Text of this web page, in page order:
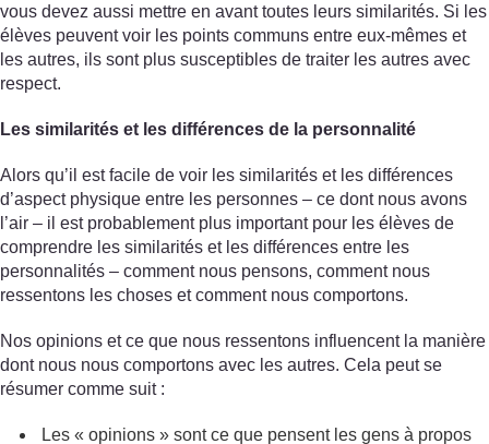
vous devez aussi mettre en avant toutes leurs similarités. Si les
élèves peuvent voir les points communs entre eux-mêmes et
les autres, ils sont plus susceptibles de traiter les autres avec
respect.
Les similarités et les différences de la personnalité
Alors qu’il est facile de voir les similarités et les différences
d’aspect physique entre les personnes – ce dont nous avons
l’air – il est probablement plus important pour les élèves de
comprendre les similarités et les différences entre les
personnalités – comment nous pensons, comment nous
ressentons les choses et comment nous comportons.
Nos opinions et ce que nous ressentons influencent la manière
dont nous nous comportons avec les autres. Cela peut se
résumer comme suit :
Les « opinions » sont ce que pensent les gens à propos